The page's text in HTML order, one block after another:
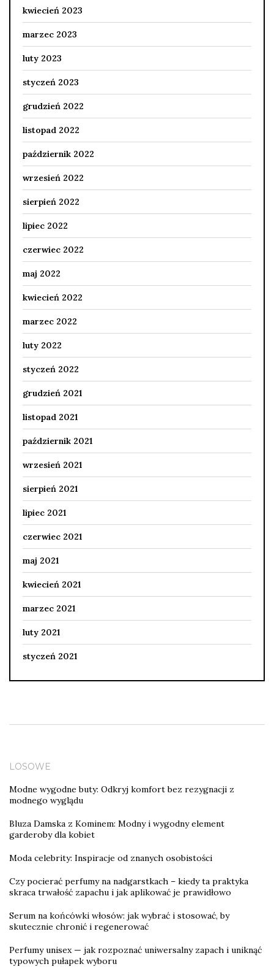
kwiecień 2023
marzec 2023
luty 2023
styczeń 2023
grudzień 2022
listopad 2022
październik 2022
wrzesień 2022
sierpień 2022
lipiec 2022
czerwiec 2022
maj 2022
kwiecień 2022
marzec 2022
luty 2022
styczeń 2022
grudzień 2021
listopad 2021
październik 2021
wrzesień 2021
sierpień 2021
lipiec 2021
czerwiec 2021
maj 2021
kwiecień 2021
marzec 2021
luty 2021
styczeń 2021
LOSOWE
Modne wygodne buty: Odkryj komfort bez rezygnacji z
modnego wyglądu
Bluza Damska z Kominem: Modny i wygodny element
garderoby dla kobiet
Moda celebrity: Inspiracje od znanych osobistości
Czy pocierać perfumy na nadgarstkach – kiedy ta praktyka
skraca trwałość zapachu i jak aplikować je prawidłowo
Serum na końcówki włosów: jak wybrać i stosować, by
skutecznie chronić i regenerować
Perfumy unisex — jak rozpoznać uniwersalny zapach i uniknąć
typowych pułapek wyboru